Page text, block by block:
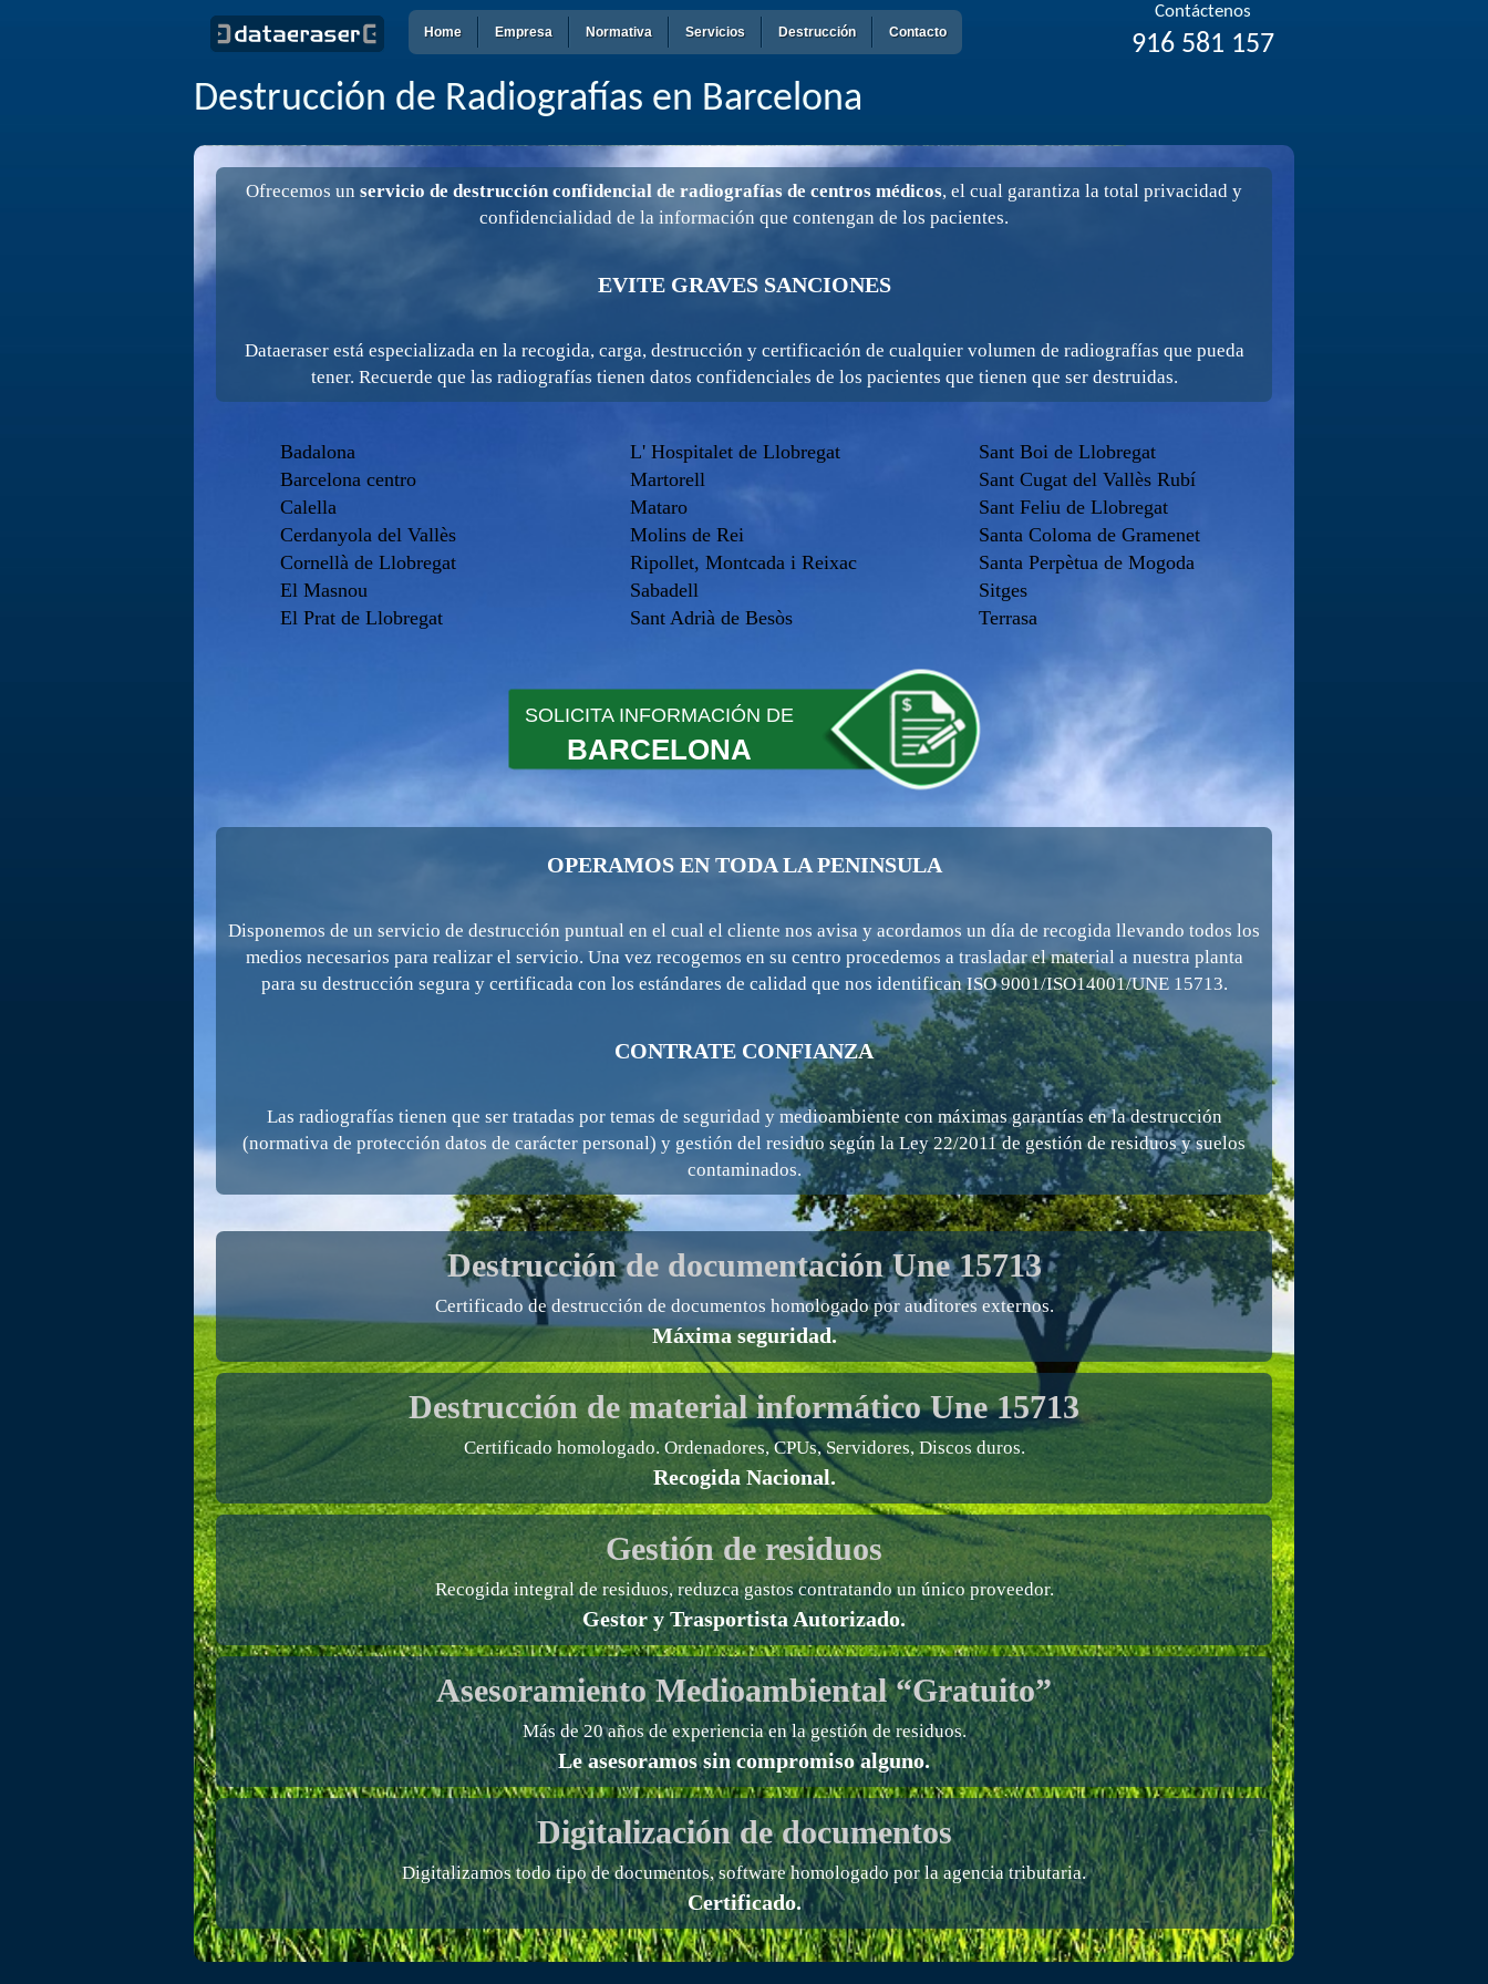
Home Empresa Normativa Servicios Destrucción Contacto
Contáctenos
916 581 157
Destrucción de Radiografías en Barcelona
Ofrecemos un servicio de destrucción confidencial de radiografías de centros médicos, el cual garantiza la total privacidad y
confidencialidad de la información que contengan de los pacientes.
EVITE GRAVES SANCIONES
Dataeraser está especializada en la recogida, carga, destrucción y certificación de cualquier volumen de radiografías que pueda
tener. Recuerde que las radiografías tienen datos confidenciales de los pacientes que tienen que ser destruidas.
Badalona
Barcelona centro
Calella
Cerdanyola del Vallès
Cornellà de Llobregat
El Masnou
El Prat de Llobregat
L' Hospitalet de Llobregat
Martorell
Mataro
Molins de Rei
Ripollet, Montcada i Reixac
Sabadell
Sant Adrià de Besòs
Sant Boi de Llobregat
Sant Cugat del Vallès Rubí
Sant Feliu de Llobregat
Santa Coloma de Gramenet
Santa Perpètua de Mogoda
Sitges
Terrasa
SOLICITA INFORMACIÓN DE
BARCELONA
OPERAMOS EN TODA LA PENINSULA
Disponemos de un servicio de destrucción puntual en el cual el cliente nos avisa y acordamos un día de recogida llevando todos los
medios necesarios para realizar el servicio. Una vez recogemos en su centro procedemos a trasladar el material a nuestra planta
para su destrucción segura y certificada con los estándares de calidad que nos identifican ISO 9001/ISO14001/UNE 15713.
CONTRATE CONFIANZA
Las radiografías tienen que ser tratadas por temas de seguridad y medioambiente con máximas garantías en la destrucción
(normativa de protección datos de carácter personal) y gestión del residuo según la Ley 22/2011 de gestión de residuos y suelos
contaminados.
Destrucción de documentación Une 15713
Certificado de destrucción de documentos homologado por auditores externos.
Máxima seguridad.
Destrucción de material informático Une 15713
Certificado homologado. Ordenadores, CPUs, Servidores, Discos duros.
Recogida Nacional.
Gestión de residuos
Recogida integral de residuos, reduzca gastos contratando un único proveedor.
Gestor y Trasportista Autorizado.
Asesoramiento Medioambiental “Gratuito”
Más de 20 años de experiencia en la gestión de residuos.
Le asesoramos sin compromiso alguno.
Digitalización de documentos
Digitalizamos todo tipo de documentos, software homologado por la agencia tributaria.
Certificado.